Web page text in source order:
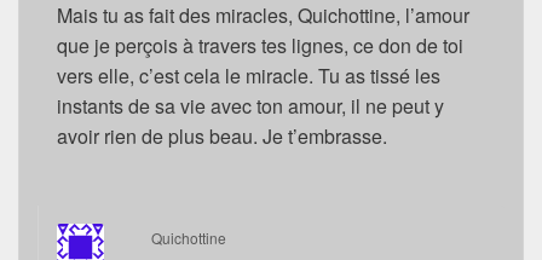
Mais tu as fait des miracles, Quichottine, l’amour
que je perçois à travers tes lignes, ce don de toi
vers elle, c’est cela le miracle. Tu as tissé les
instants de sa vie avec ton amour, il ne peut y
avoir rien de plus beau. Je t’embrasse.
Quichottine